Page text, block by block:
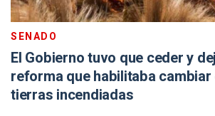
SENADO
El Gobierno tuvo que ceder y
reforma que habilitaba cambiar
tierras incendiadas